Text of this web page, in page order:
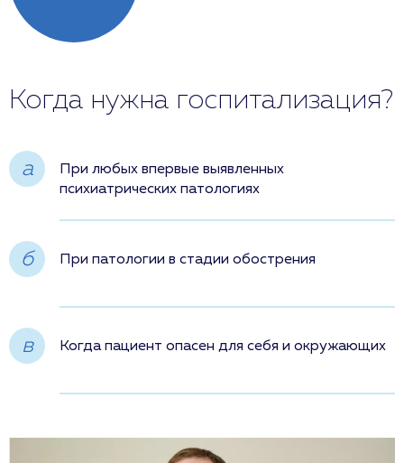
Когда нужна госпитализация?
a
При любых впервые выявленных
психиатрических патологиях
б При патологии в стадии обострения
в Когда пациент опасен для себя и окружающих